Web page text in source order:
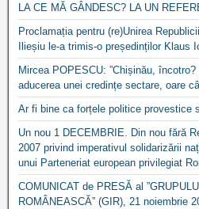
LA CE MĂ GÂNDESC? LA UN
Proclamația pentru (re)Unirea
Ilieșiu le-a trimis-o președinților Klaus
Mircea POPESCU: ”Chișinău,
aducerea unei credințe sectare, oare
Ar fi bine ca forțele politice provestice
Un nou 1 DECEMBRIE. Din nou fără
2007 privind imperativul solidarizării
unui Parteneriat european privilegiat
COMUNICAT de PRESĂ al
ROMÂNEASCĂ” (GIR), 21 noiembrie